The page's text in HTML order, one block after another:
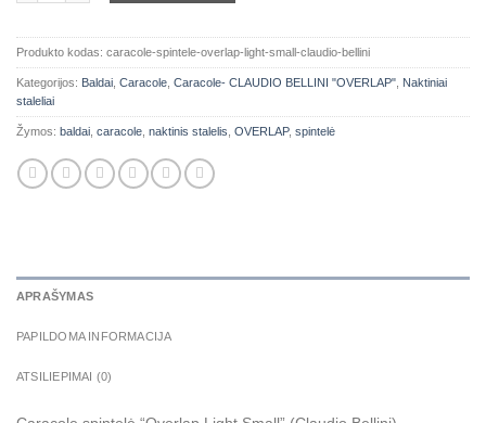
Produkto kodas: caracole-spintele-overlap-light-small-claudio-bellini
Kategorijos: Baldai Caracole Caracole- CLAUDIO BELLINI "OVERLAP" Naktiniai
staleliai
Žymos: baldai caracole naktinis stalelis OVERLAP, spintelė
APRAŠYMAS
PAPILDOMA INFORMACIJA
ATSILIEPIMAI (0)